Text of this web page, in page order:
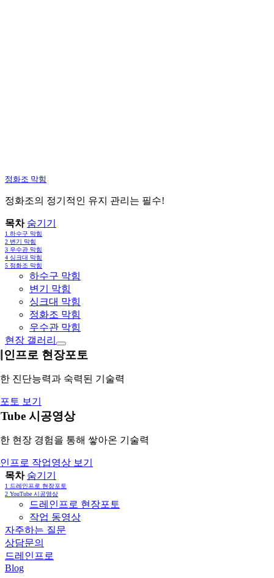
정화조 막힘
정화조의 정기적인 유지 관리는 필수!
목차 숨기기
1 하수구 막힘
2 변기 막힘
3 우수관 막힘
4 싱크대 막힘
5 정화조 막힘
하수구 막힘
변기 막힘
싱크대 막힘
정화조 막힘
우수관 막힘
현장 갤러리
인프로 현장포토
진단능력과 숙력된 기술력
토 보기
시공영상
현장 경험을 통해 쌓아온 기술력
프로 작업영상 보기
목차 숨기기
1 드레인프로 현장포토
2 YouTube 시공영상
드레인프로 현장포토
작업 동영상
자주하는 질문
상담문의
드레인프로
Blog